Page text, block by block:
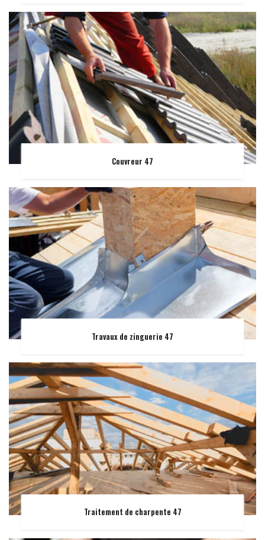
Couvreur 47
Travaux de zinguerie 47
Traitement de charpente 47